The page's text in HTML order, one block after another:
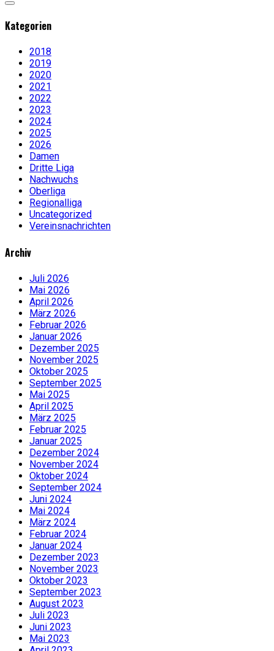
Kategorien
2018
2019
2020
2021
2022
2023
2024
2025
2026
Damen
Dritte Liga
Nachwuchs
Oberliga
Regionalliga
Uncategorized
Vereinsnachrichten
Archiv
Juli 2026
Mai 2026
April 2026
März 2026
Februar 2026
Januar 2026
Dezember 2025
November 2025
Oktober 2025
September 2025
Mai 2025
April 2025
März 2025
Februar 2025
Januar 2025
Dezember 2024
November 2024
Oktober 2024
September 2024
Juni 2024
Mai 2024
März 2024
Februar 2024
Januar 2024
Dezember 2023
November 2023
Oktober 2023
September 2023
August 2023
Juli 2023
Juni 2023
Mai 2023